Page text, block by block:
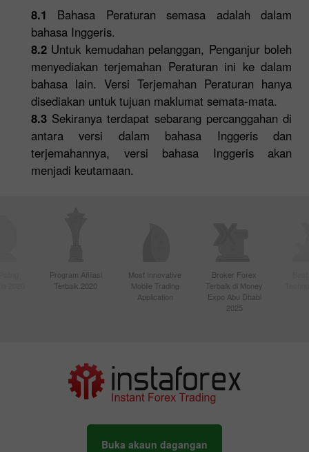
8.1 Bahasa Peraturan semasa adalah dalam
bahasa Inggeris.
8.2 Untuk kemudahan pelanggan, Penganjur boleh
menyediakan terjemahan Peraturan ini ke dalam
bahasa lain. Versi Terjemahan Peraturan hanya
disediakan untuk tujuan maklumat semata-mata.
8.3 Sekiranya terdapat sebarang percanggahan di
antara versi dalam bahasa Inggeris dan
terjemahannya, versi bahasa Inggeris akan
menjadi keutamaan.
Program Afiliasi
Terbaik 2020
Most Innovative
Mobile Trading
Application
Broker Forex
Terbaik di Money
Expo Abu Dhabi
2025
Buka akaun dagangan